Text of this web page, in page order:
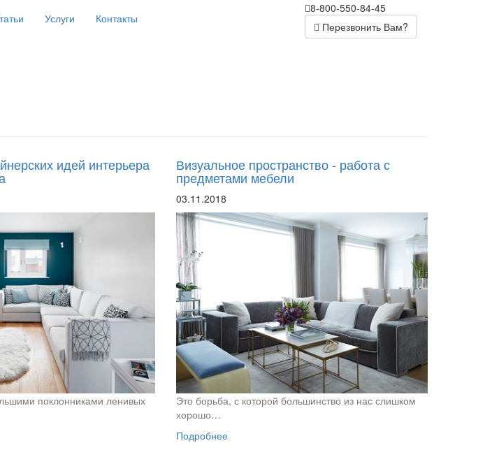
Услуги Контакты
8-800-550-84-45
Перезвонить Вам?
идей интерьера
поклонниками ленивых
Визуальное пространство - работа с
предметами мебели
03.11.2018
Это борьба, с которой большинство из нас слишком
хорошо…
Подробнее